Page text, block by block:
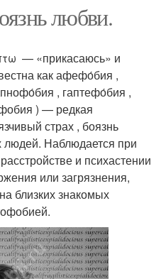
любви.
— «прикасаюсь» и
как афефо́бия ,
, гаптефо́бия ,
) — редкая
страх , боязнь
Наблюдается при
и психастении
или загрязнения,
близких знакомых